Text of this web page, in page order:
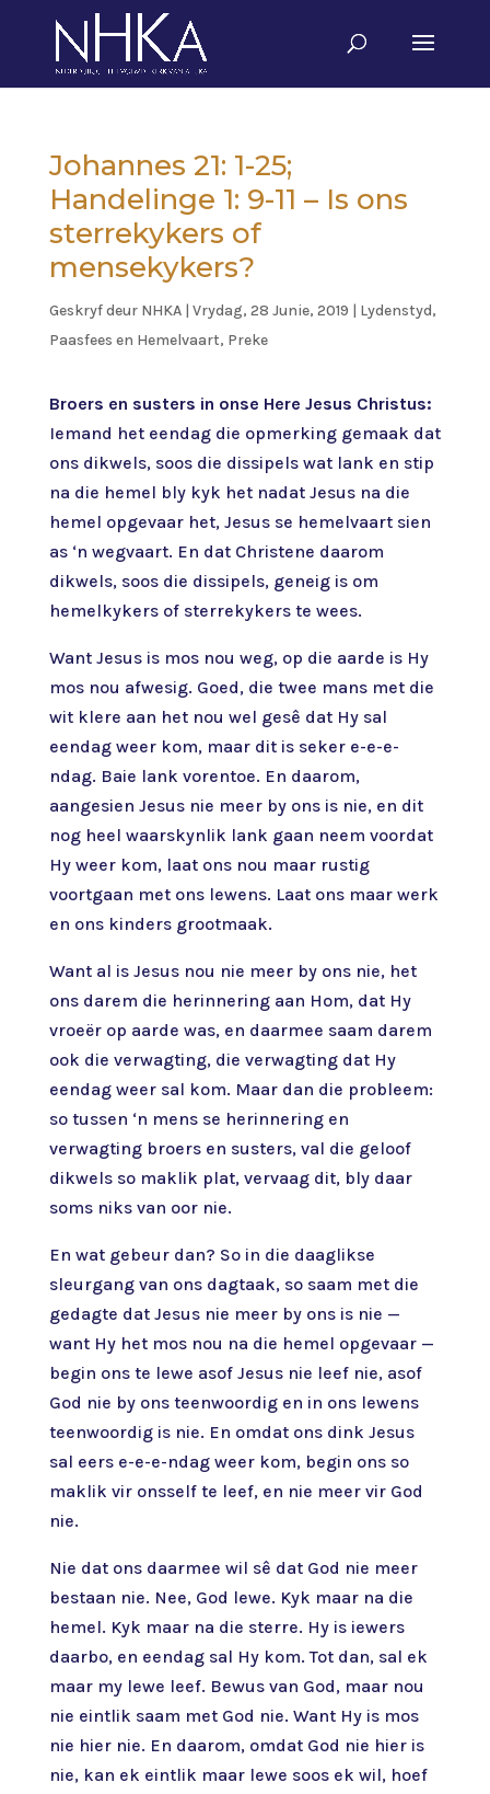
Johannes 21: 1-25;
Handelinge 1: 9-11 – Is ons
sterrekykers of
mensekykers?
Geskryf deur NHKA| Vrydag, 28 Junie, 2019 | Lydenstyd,
Paasfees en Hemelvaart, Preke
Broers en susters in onse Here Jesus Christus:
Iemand het eendag die opmerking gemaak dat
ons dikwels, soos die dissipels wat lank en stip
na die hemel bly kyk het nadat Jesus na die
hemel opgevaar het, Jesus se hemelvaart sien
as ‘n wegvaart. En dat Christene daarom
dikwels, soos die dissipels, geneig is om
hemelkykers of sterrekykers te wees.
Want Jesus is mos nou weg, op die aarde is Hy
mos nou afwesig. Goed, die twee mans met die
wit klere aan het nou wel gesê dat Hy sal
eendag weer kom, maar dit is seker e-e-e-
ndag. Baie lank vorentoe. En daarom,
aangesien Jesus nie meer by ons is nie, en dit
nog heel waarskynlik lank gaan neem voordat
Hy weer kom, laat ons nou maar rustig
voortgaan met ons lewens. Laat ons maar werk
en ons kinders grootmaak.
Want al is Jesus nou nie meer by ons nie, het
ons darem die herinnering aan Hom, dat Hy
vroeër op aarde was, en daarmee saam darem
ook die verwagting, die verwagting dat Hy
eendag weer sal kom. Maar dan die probleem:
so tussen ‘n mens se herinnering en
verwagting broers en susters, val die geloof
dikwels so maklik plat, vervaag dit, bly daar
soms niks van oor nie.
En wat gebeur dan? So in die daaglikse
sleurgang van ons dagtaak, so saam met die
gedagte dat Jesus nie meer by ons is nie —
want Hy het mos nou na die hemel opgevaar —
begin ons te lewe asof Jesus nie leef nie, asof
God nie by ons teenwoordig en in ons lewens
teenwoordig is nie. En omdat ons dink Jesus
sal eers e-e-e-ndag weer kom, begin ons so
maklik vir onsself te leef, en nie meer vir God
nie.
Nie dat ons daarmee wil sê dat God nie meer
bestaan nie. Nee, God lewe. Kyk maar na die
hemel. Kyk maar na die sterre. Hy is iewers
daarbo, en eendag sal Hy kom. Tot dan, sal ek
maar my lewe leef. Bewus van God, maar nou
nie eintlik saam met God nie. Want Hy is mos
nie hier nie. En daarom, omdat God nie hier is
nie, kan ek eintlik maar lewe soos ek wil, hoef